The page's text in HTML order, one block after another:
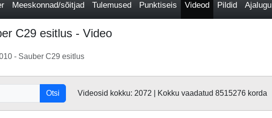
Meeskonnad/sõitjad Tulemused Punktiseis Videod Pildid Ajalugu
C29 esitlus - Video
- Sauber C29 esitlus
Otsi Videosid kokku: 2072 | Kokku vaadatud 8515276 korda